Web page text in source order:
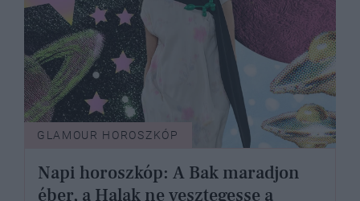
GLAMOUR HOROSZKÓP
Napi horoszkóp: A Bak maradjon
éber, a Halak ne vesztegesse a